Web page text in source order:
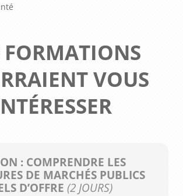
FORMATIONS
VOUS
: COMPRENDRE LES
DE MARCHÉS PUBLICS
D’OFFRE (2 JOURS)